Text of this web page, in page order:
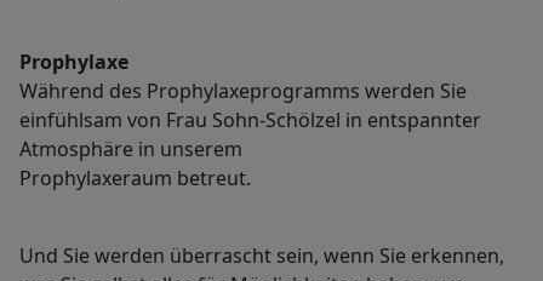
Prophylaxe
Während des Prophylaxeprogramms werden Sie
einfühlsam von Frau Sohn-Schölzel in entspannter
Atmosphäre in unserem
Prophylaxeraum betreut.
Und Sie werden überrascht sein, wenn Sie erkennen,